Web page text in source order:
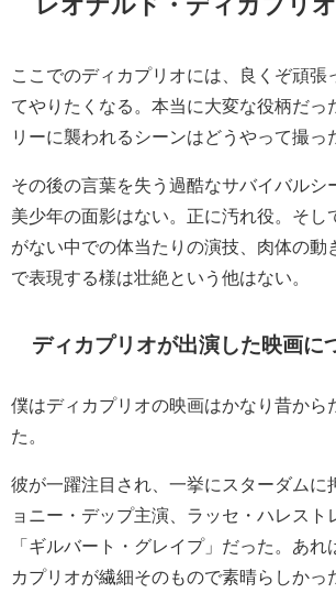
ここでのディカプリオには、良くぞ頑張
てやりたくなる。本当に大変な役柄だっ
リーに襲われるシーンはどうやって撮っ
その後の言葉を失う過酷なサバイバルシ
美少年の面影はない。正に汚れ役。そし
がない中での体当たりの演技、肉体の動
で表現する様は壮絶という他はない。
ディカプリオが出演した映画に
僕はディカプリオの映画はかなり昔から
た。
彼が一躍注目され、一挙にスターダムに
ョニー・デップ主演、ラッセ・ハレスト
「ギルバート・グレイプ」だった。あれ
カプリオが繊細そのもので素晴らしかっ